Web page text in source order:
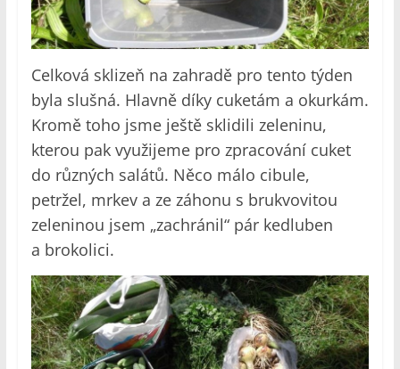
Celková sklizeň na zahradě pro tento týden
byla slušná. Hlavně díky cuketám a okurkám.
Kromě toho jsme ještě sklidili zeleninu,
kterou pak využijeme pro zpracování cuket
do různých salátů. Něco málo cibule,
petržel, mrkev a ze záhonu s brukvovitou
zeleninou jsem „zachránil“ pár kedluben
a brokolici.